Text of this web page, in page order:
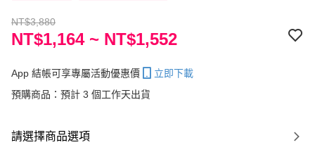
NT$3,880
NT$1,164 ~ NT$1,552
App 結帳可享專屬活動優惠價
立即下載
預購商品：預計 3 個工作天出貨
請選擇商品選項